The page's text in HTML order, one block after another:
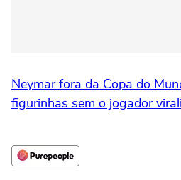
Neymar fora da Copa do
figurinhas sem o jogador